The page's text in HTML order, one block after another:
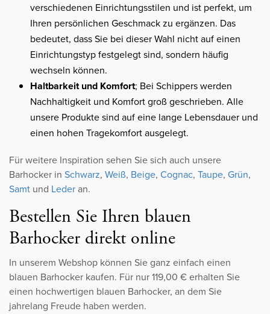
verschiedenen Einrichtungsstilen und ist perfekt, um
Ihren persönlichen Geschmack zu ergänzen. Das
bedeutet, dass Sie bei dieser Wahl nicht auf einen
Einrichtungstyp festgelegt sind, sondern häufig
wechseln können.
Haltbarkeit und Komfort; Bei Schippers werden
Nachhaltigkeit und Komfort groß geschrieben. Alle
unsere Produkte sind auf eine lange Lebensdauer und
einen hohen Tragekomfort ausgelegt.
Für weitere Inspiration sehen Sie sich auch unsere
Barhocker in Schwarz, Weiß, Beige, Cognac, Taupe, Grün,
Samt und Lederan.
Bestellen Sie Ihren blauen
Barhocker direkt online
In unserem Webshop können Sie ganz einfach einen
blauen Barhocker kaufen. Für nur 119,00 € erhalten Sie
einen hochwertigen blauen Barhocker, an dem Sie
jahrelang Freude haben werden.